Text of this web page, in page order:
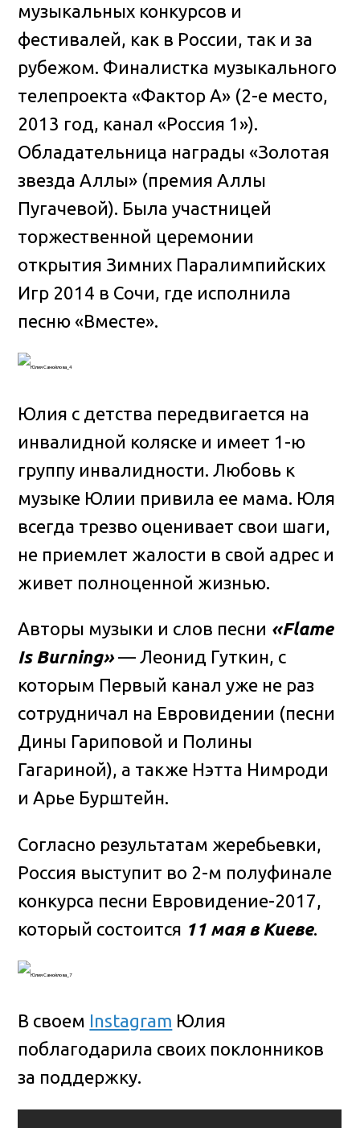
музыкальных конкурсов и
фестивалей, как в России, так и за
рубежом. Финалистка музыкального
телепроекта «Фактор А» (2-е место,
2013 год, канал «Россия 1»).
Обладательница награды «Золотая
звезда Аллы» (премия Аллы
Пугачевой). Была участницей
торжественной церемонии
открытия Зимних Паралимпийских
Игр 2014 в Сочи, где исполнила
песню «Вместе».
Юлия с детства передвигается на
инвалидной коляске и имеет 1-ю
группу инвалидности. Любовь к
музыке Юлии привила ее мама. Юля
всегда трезво оценивает свои шаги,
не приемлет жалости в свой адрес и
живет полноценной жизнью.
Авторы музыки и слов песни «Flame
Is Burning»— Леонид Гуткин, с
которым Первый канал уже не раз
сотрудничал на Евровидении (песни
Дины Гариповой и Полины
Гагариной), а также Нэтта Нимроди
и Арье Бурштейн.
Согласно результатам жеребьевки,
Россия выступит во 2-м полуфинале
конкурса песни Евровидение-2017,
который состоится 11 мая в Киеве.
В своем Instagram Юлия
поблагодарила своих поклонников
за поддержку.